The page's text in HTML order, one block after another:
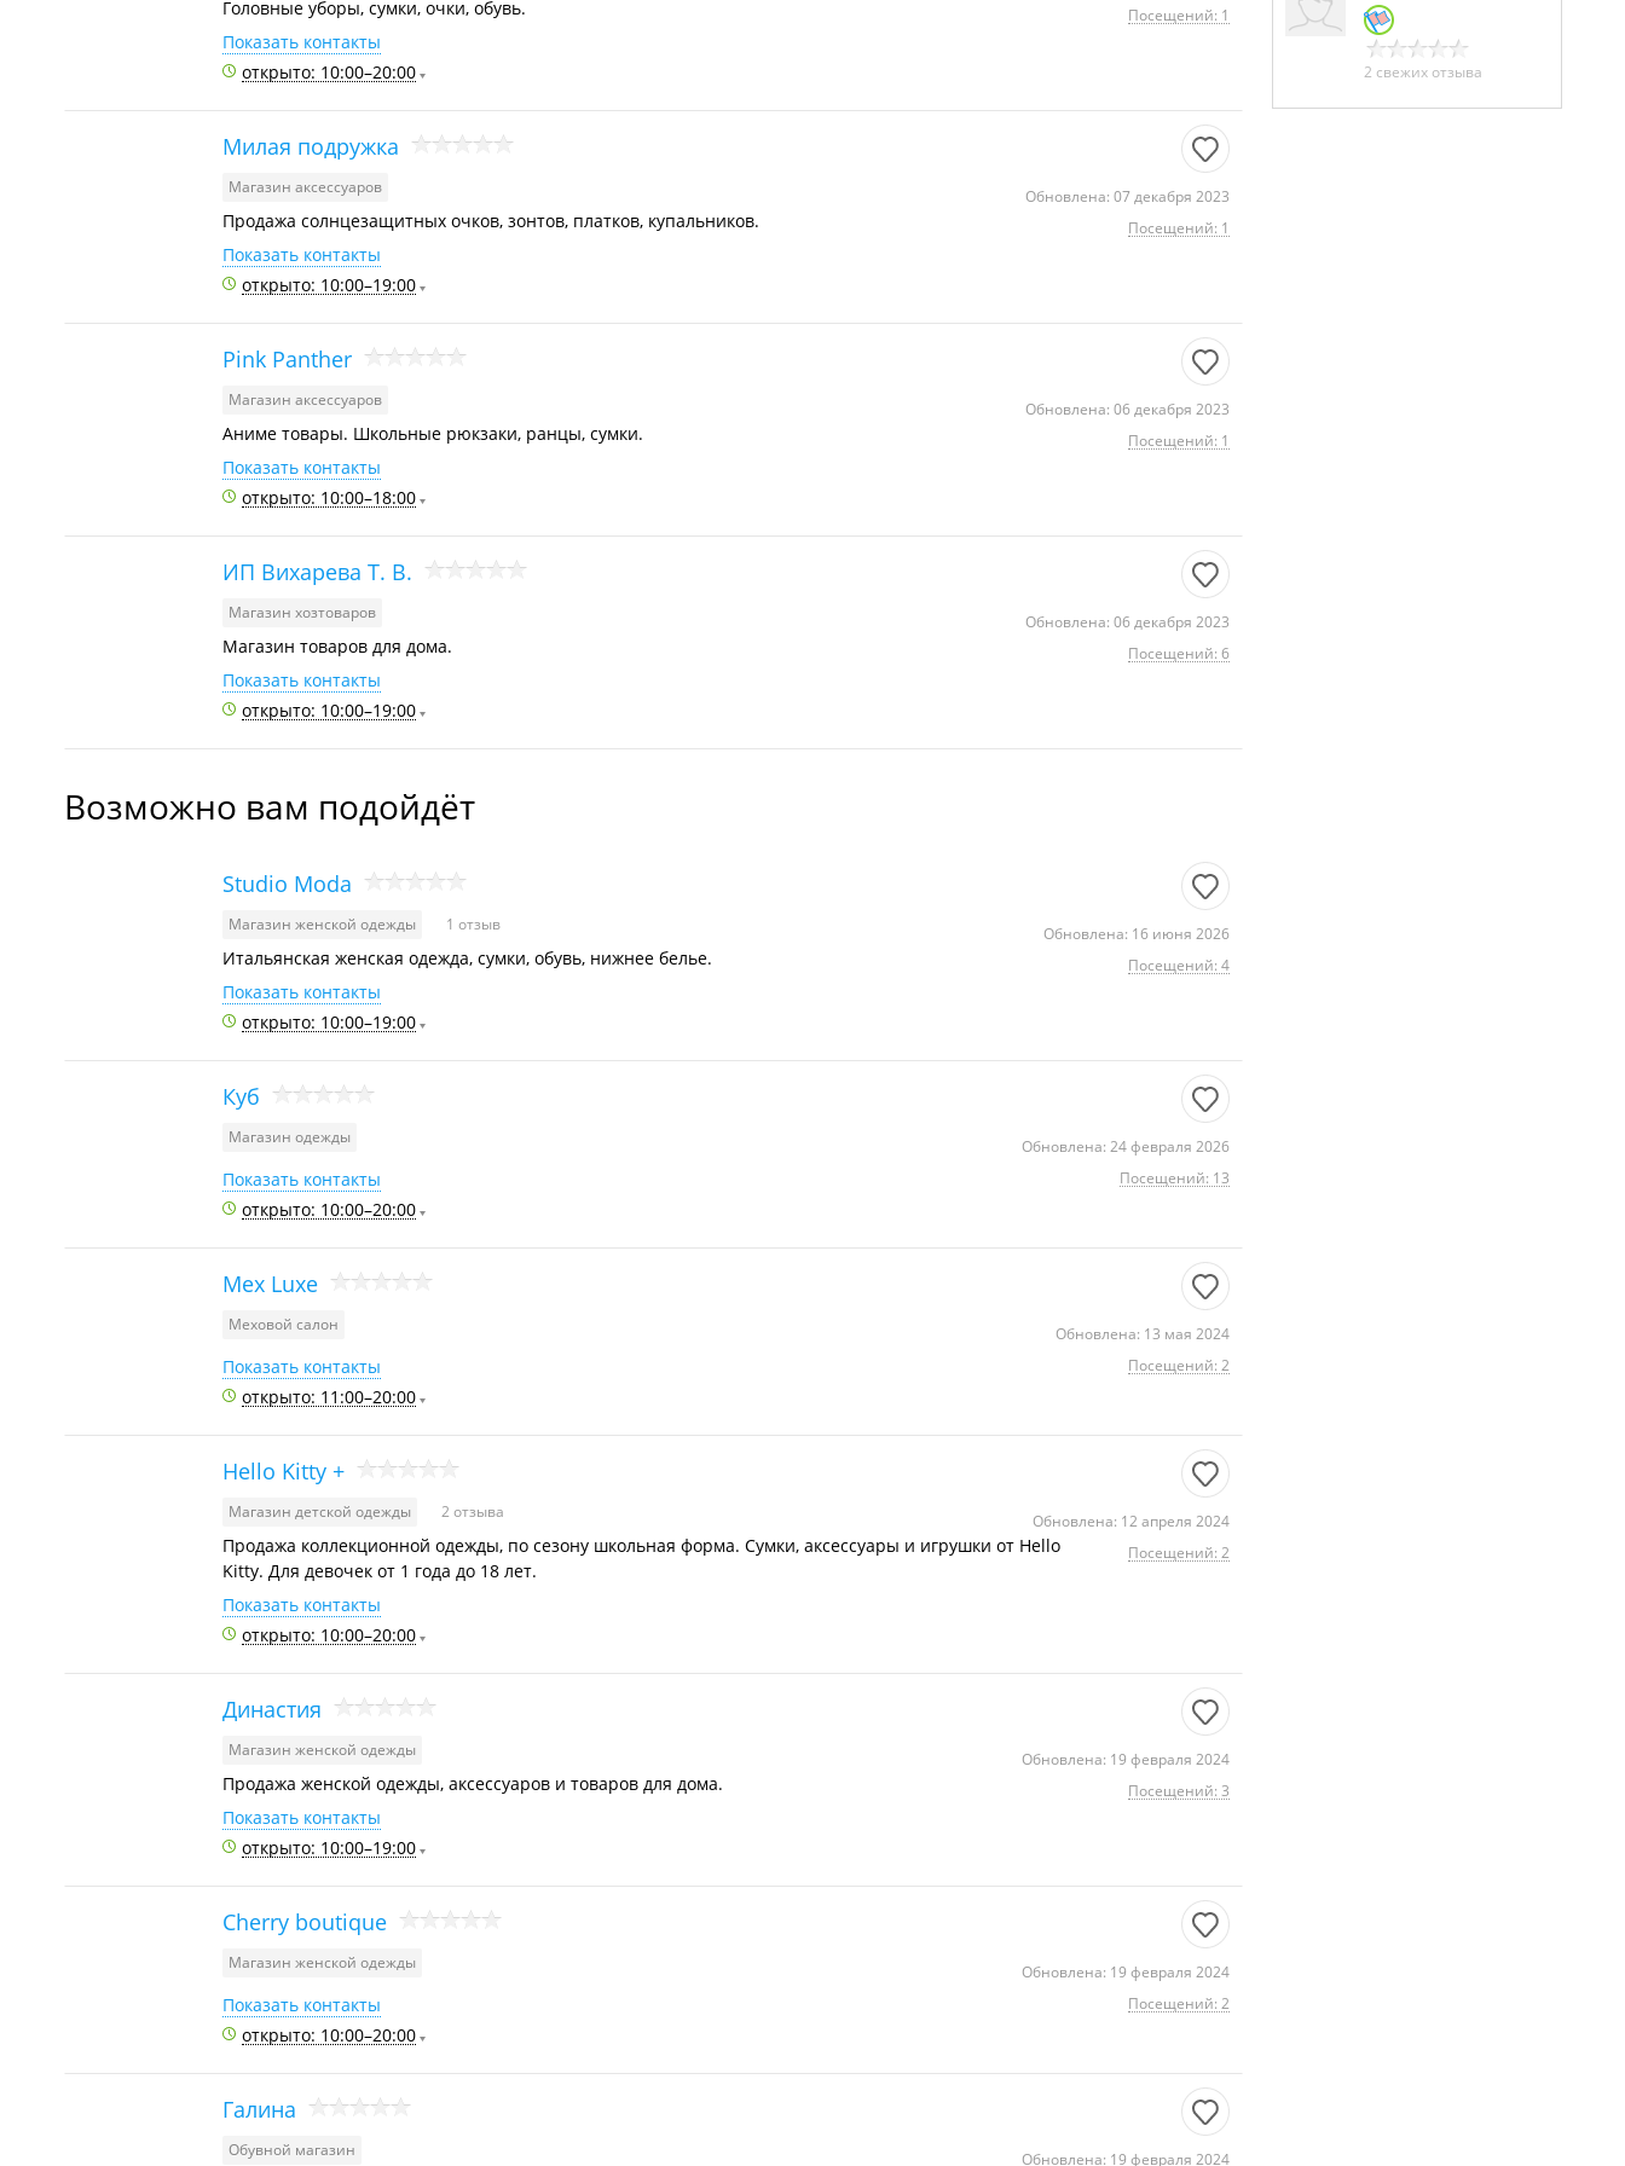
Посещений: 1
Головные уборы, сумки, очки, обувь.
Показать контакты
открыто: 10:00–20:00
Милая подружка
Магазин аксессуаров
Обновлена: 07 декабря 2023
Посещений: 1
Продажа солнцезащитных очков, зонтов, платков, купальников.
Показать контакты
открыто: 10:00–19:00
Pink Panther
Магазин аксессуаров
Обновлена: 06 декабря 2023
Посещений: 1
Аниме товары. Школьные рюкзаки, ранцы, сумки.
Показать контакты
открыто: 10:00–18:00
ИП Вихарева Т. В.
Магазин хозтоваров
Обновлена: 06 декабря 2023
Посещений: 6
Магазин товаров для дома.
Показать контакты
открыто: 10:00–19:00
Возможно вам подойдёт
Studio Moda
Магазин женской одежды 1 отзыв
Обновлена: 16 июня 2026
Посещений: 4
Итальянская женская одежда, сумки, обувь, нижнее белье.
Показать контакты
открыто: 10:00–19:00
Куб
Магазин одежды
Обновлена: 24 февраля 2026
Посещений: 13
Показать контакты
открыто: 10:00–20:00
Мех Luxe
Меховой салон
Обновлена: 13 мая 2024
Посещений: 2
Показать контакты
открыто: 11:00–20:00
Hello Kitty +
Магазин детской одежды 2 отзыва
Обновлена: 12 апреля 2024
Посещений: 2
Продажа коллекционной одежды, по сезону школьная форма. Сумки, аксессуары и игрушки от Hello
Kitty. Для девочек от 1 года до 18 лет.
Показать контакты
открыто: 10:00–20:00
Династия
Магазин женской одежды
Обновлена: 19 февраля 2024
Посещений: 3
Продажа женской одежды, аксессуаров и товаров для дома.
Показать контакты
открыто: 10:00–19:00
Cherry boutique
Магазин женской одежды
Обновлена: 19 февраля 2024
Посещений: 2
Показать контакты
открыто: 10:00–20:00
Галина
Обувной магазин Обновлена: 19 февраля 2024
2 свежих отзыва